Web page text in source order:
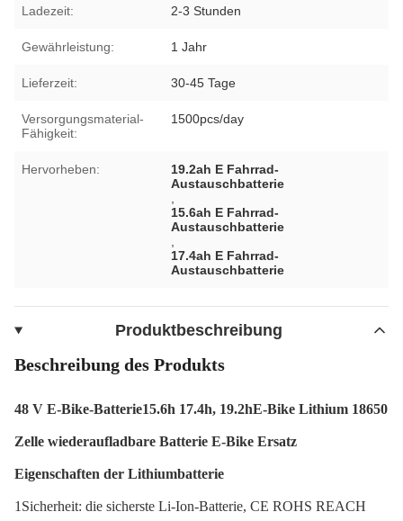
Ladezeit: 2-3 Stunden
Gewährleistung: 1 Jahr
Lieferzeit: 30-45 Tage
Versorgungsmaterial-
Fähigkeit:
1500pcs/day
Hervorheben:
19.2ah E Fahrrad-
Austauschbatterie
15.6ah E Fahrrad-
Austauschbatterie
17.4ah E Fahrrad-
Austauschbatterie
Produktbeschreibung
Beschreibung des Produkts
48 V E-Bike-Batterie15.6h 17.4h, 19.2hE-Bike Lithium 18650
Zelle wiederaufladbare Batterie E-Bike Ersatz
Eigenschaften der Lithiumbatterie
1Sicherheit: die sicherste Li-Ion-Batterie, CE ROHS REACH